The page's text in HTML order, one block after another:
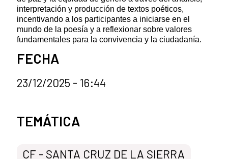
interpretación y producción de textos poéticos,
incentivando a los participantes a iniciarse en el
mundo de la poesía y a reflexionar sobre valores
fundamentales para la convivencia y la ciudadanía.
FECHA
23/12/2025 - 16:44
Categorías de la noticia
TEMÁTICA
CF - SANTA CRUZ DE LA SIERRA